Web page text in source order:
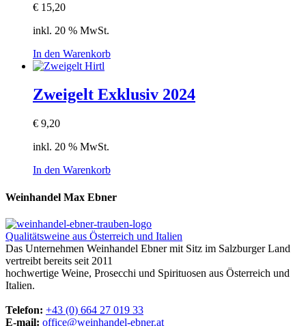
€ 15,20
inkl. 20 % MwSt.
In den Warenkorb
Zweigelt Exklusiv 2024
€ 9,20
inkl. 20 % MwSt.
In den Warenkorb
Weinhandel Max Ebner
Qualitätsweine aus Österreich und Italien
Das Unternehmen Weinhandel Ebner mit Sitz im Salzburger Land
vertreibt bereits seit 2011
hochwertige Weine, Prosecchi und Spirituosen aus Österreich und
Italien.
Telefon: +43 (0) 664 27 019 33
E-mail: office@weinhandel-ebner.at